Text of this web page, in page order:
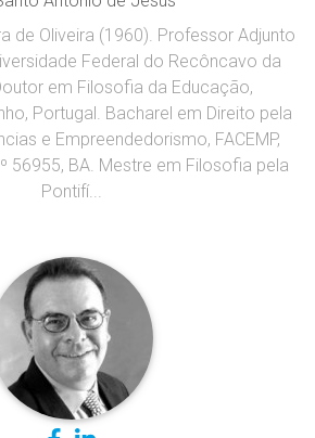
de Oliveira (1960). Professor Adjunto
Federal do Recôncavo da
em Filosofia da Educação,
Portugal. Bacharel em Direito pela
e Empreendedorismo, FACEMP,
56955, BA. Mestre em Filosofia pela
Pontifí...